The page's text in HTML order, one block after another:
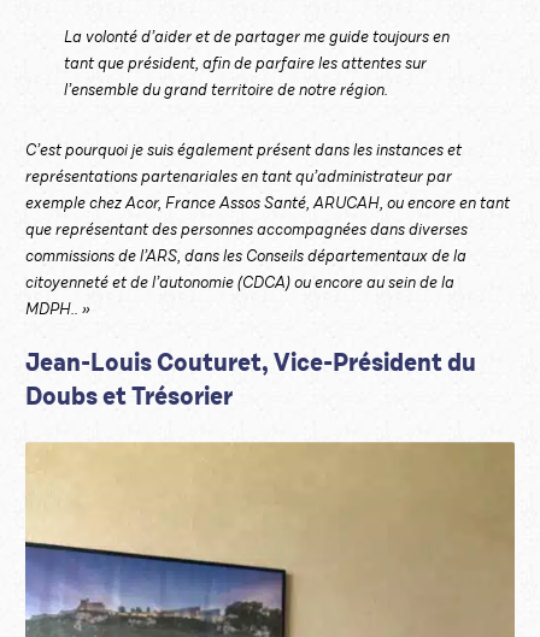
La volonté d’aider et de partager me guide toujours en
tant que président, afin de parfaire les attentes sur
l’ensemble du grand territoire de notre région.
C’est pourquoi je suis également présent dans les instances et
représentations partenariales en tant qu’administrateur par
exemple chez Acor, France Assos Santé, ARUCAH, ou encore en tant
que représentant des personnes accompagnées dans diverses
commissions de l’ARS, dans les Conseils départementaux de la
citoyenneté et de l’autonomie (CDCA) ou encore au sein de la
MDPH.. »
Jean-Louis Couturet, Vice-Président du
Doubs et Trésorier